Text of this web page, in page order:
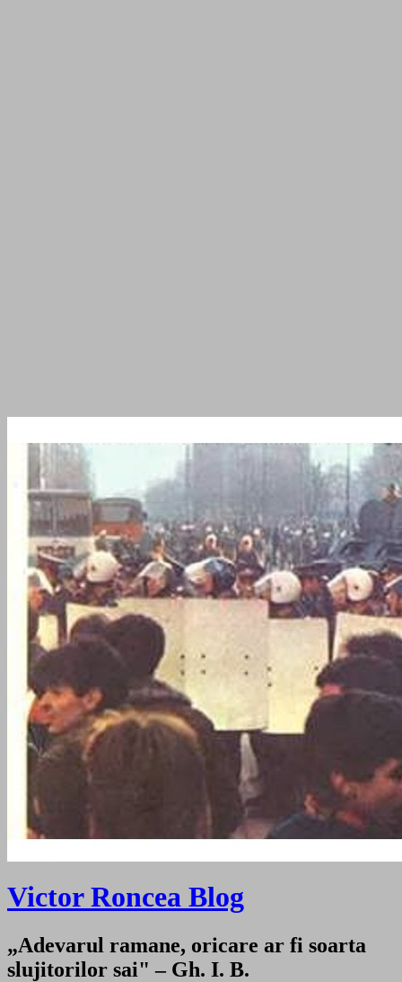
Victor Roncea Blog
„Adevarul ramane, oricare ar fi soarta
slujitorilor sai" – Gh. I. B.